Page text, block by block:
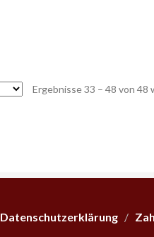
Ergebnisse 33 – 48 von 48
Datenschutzerklärung/